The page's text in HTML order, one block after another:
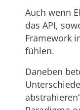
Auch wenn
das API,
Framework
fühlen.
Daneben